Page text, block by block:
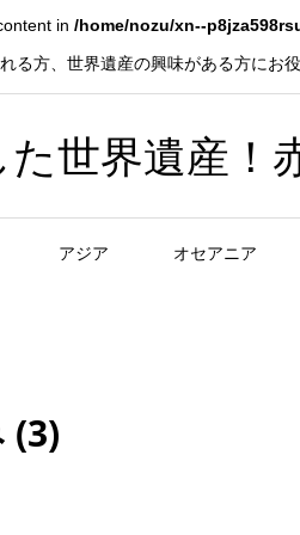
in /home/nozu/xn--
る方、世界遺産の興味がある方にお
世界遺産
アジア オセアニア
(3)